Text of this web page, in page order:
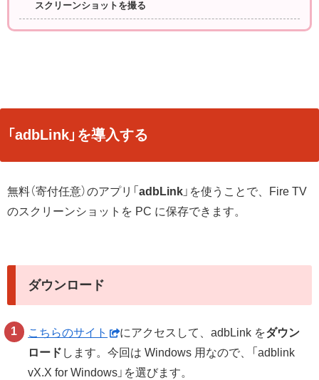
スクリーンショットを撮る
「adbLink」を導入する
無料（寄付任意）のアプリ「 adbLink 」を使うことで、Fire TV
のスクリーンショットを PC に保存できます。
ダウンロード
こちらのサイト にアクセスして、adbLink をダウン
ロード します。今回は Windows 用なので、「adblink
vX.X for Windows」を選びます。